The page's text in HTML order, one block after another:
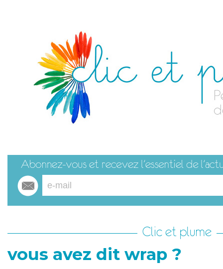
Clic et plume
vous avez dit wrap ?